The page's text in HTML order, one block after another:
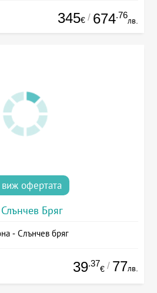
345€ / 674.76
лв.
виж офертата
Слънчев Бряг
- Слънчев бряг
39.37
€ / 77лв.